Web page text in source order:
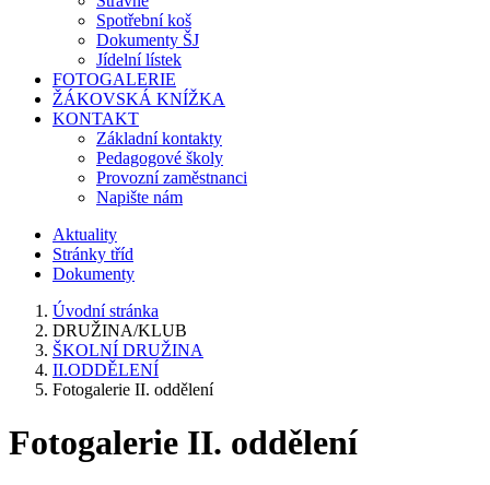
Spotřební koš
Dokumenty ŠJ
Jídelní lístek
FOTOGALERIE
ŽÁKOVSKÁ KNÍŽKA
KONTAKT
Základní kontakty
Pedagogové školy
Provozní zaměstnanci
Napište nám
Aktuality
Stránky tříd
Dokumenty
Úvodní stránka
DRUŽINA/KLUB
ŠKOLNÍ DRUŽINA
II.ODDĚLENÍ
Fotogalerie II. oddělení
Fotogalerie II. oddělení